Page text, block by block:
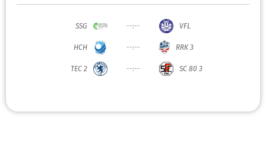
SSG --:-- VFL
HCH --:-- RRK 3
TEC 2 --:-- SC 80 3